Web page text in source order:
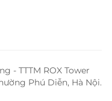
- TTTM ROX Tower
Phú Diễn, Hà Nội.